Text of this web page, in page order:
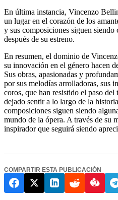
En última instancia, Vincenzo
un lugar en el corazón de los
y sus composiciones siguen siendo
después de su estreno.
En resumen, el dominio de
su innovación en el género hacen
Sus obras, apasionadas y
por sus melodías arrolladoras, sus
coros, que han resistido el paso
dejado sentir a lo largo de la
composiciones siguen siendo
mundo de la ópera. A través de su
inspirador que seguirá siendo
COMPARTIR ESTA PUBLICACIÓN